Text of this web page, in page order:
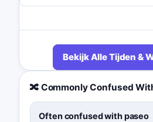
Bekijk Alle Tijden &
🔀 Commonly Confused
Often confused with paseo